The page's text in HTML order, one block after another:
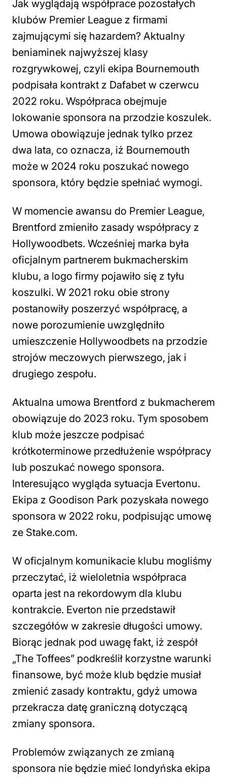
Jak wyglądają współprace pozostałych
klubów Premier League z firmami
zajmującymi się hazardem? Aktualny
beniaminek najwyższej klasy
rozgrywkowej, czyli ekipa Bournemouth
podpisała kontrakt z Dafabet w czerwcu
2022 roku. Współpraca obejmuje
lokowanie sponsora na przodzie koszulek.
Umowa obowiązuje jednak tylko przez
dwa lata, co oznacza, iż Bournemouth
może w 2024 roku poszukać nowego
sponsora, który będzie spełniać wymogi.
W momencie awansu do Premier League,
Brentford zmieniło zasady współpracy z
Hollywoodbets. Wcześniej marka była
oficjalnym partnerem bukmacherskim
klubu, a logo firmy pojawiło się z tyłu
koszulki. W 2021 roku obie strony
postanowiły poszerzyć współpracę, a
nowe porozumienie uwzględniło
umieszczenie Hollywoodbets na przodzie
strojów meczowych pierwszego, jak i
drugiego zespołu.
Aktualna umowa Brentford z bukmacherem
obowiązuje do 2023 roku. Tym sposobem
klub może jeszcze podpisać
krótkoterminowe przedłużenie współpracy
lub poszukać nowego sponsora.
Interesująco wygląda sytuacja Evertonu.
Ekipa z Goodison Park pozyskała nowego
sponsora w 2022 roku, podpisując umowę
ze Stake.com.
W oficjalnym komunikacie klubu mogliśmy
przeczytać, iż wieloletnia współpraca
oparta jest na rekordowym dla klubu
kontrakcie. Everton nie przedstawił
szczegółów w zakresie długości umowy.
Biorąc jednak pod uwagę fakt, iż zespół
„The Toffees” podkreślił korzystne warunki
finansowe, być może klub będzie musiał
zmienić zasady kontraktu, gdyż umowa
przekracza datę graniczną dotyczącą
zmiany sponsora.
Problemów związanych ze zmianą
sponsora nie będzie mieć londyńska ekipa